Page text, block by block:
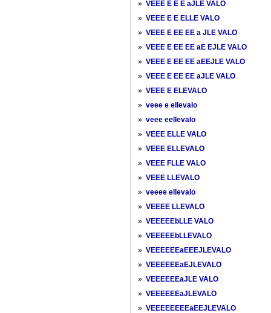
» VEEE E E E aJLE VALO
» VEEE E E ELLE VALO
» VEEE E EE EE a JLE VALO
» VEEE E EE EE aE EJLE VALO
» VEEE E EE EE aEEJLE VALO
» VEEE E EE EE aJLE VALO
» VEEE E ELEVALO
» veee e ellevalo
» veee eellevalo
» VEEE ELLE VALO
» VEEE ELLEVALO
» VEEE FLLE VALO
» VEEE LLEVALO
» veeee ellevalo
» VEEEE LLEVALO
» VEEEEEbLLE VALO
» VEEEEEbLLEVALO
» VEEEEEEaEEEJLEVALO
» VEEEEEEaEJLEVALO
» VEEEEEEaJLE VALO
» VEEEEEEaJLEVALO
» VEEEEEEEEaEEJLEVALO